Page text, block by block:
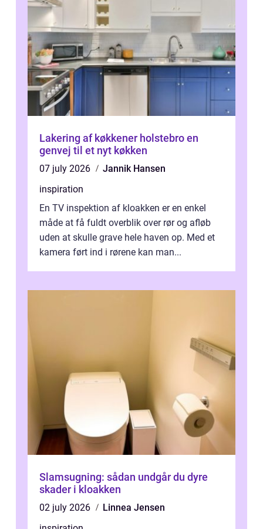
Lakering af køkkener holstebro en
genvej til et nyt køkken
07 july 2026
Jannik Hansen
inspiration
En TV inspektion af kloakken er en enkel
måde at få fuldt overblik over rør og afløb
uden at skulle grave hele haven op. Med et
kamera ført ind i rørene kan man...
Slamsugning: sådan undgår du dyre
skader i kloakken
02 july 2026
Linnea Jensen